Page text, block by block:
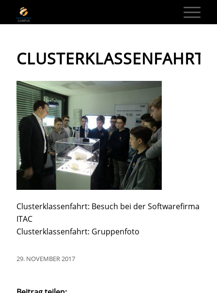
Clusterklassenfahrt: Besuch bei der Softwarefirma
ITAC
Clusterklassenfahrt: Gruppenfoto
29. NOVEMBER 2017